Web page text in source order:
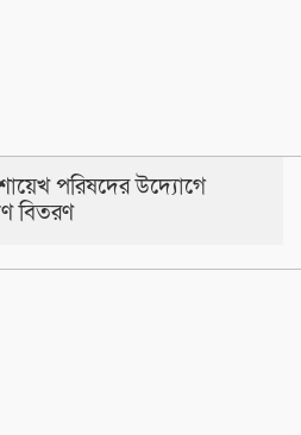
পরিষদের উদ্যোগে
বিতরণ